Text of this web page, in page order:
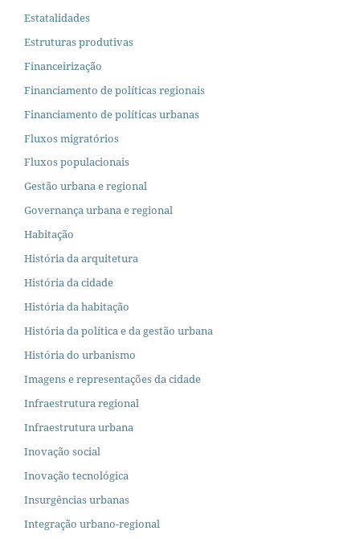
Estatalidades
Estruturas produtivas
Financeirização
Financiamento de políticas regionais
Financiamento de políticas urbanas
Fluxos migratórios
Fluxos populacionais
Gestão urbana e regional
Governança urbana e regional
Habitação
História da arquitetura
História da cidade
História da habitação
História da política e da gestão urbana
História do urbanismo
Imagens e representações da cidade
Infraestrutura regional
Infraestrutura urbana
Inovação social
Inovação tecnológica
Insurgências urbanas
Integração urbano-regional